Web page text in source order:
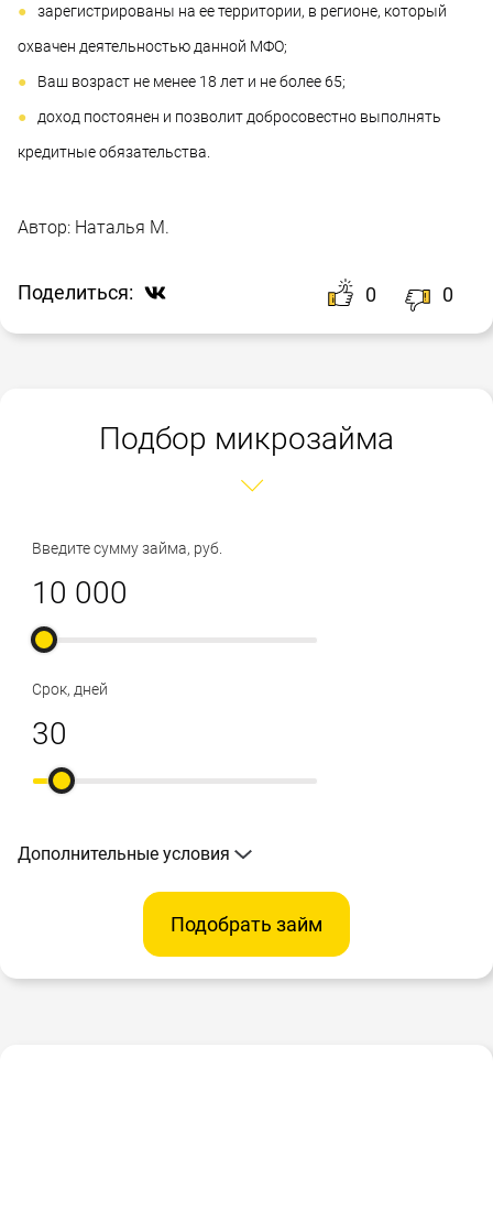
зарегистрированы на ее территории, в регионе, который
охвачен деятельностью данной МФО;
Ваш возраст не менее 18 лет и не более 65;
доход постоянен и позволит добросовестно выполнять
кредитные обязательства.
Автор: Наталья М.
Поделиться: 0 0
Подбор микрозайма
Введите сумму займа, руб.
Срок, дней
Дополнительные условия
Подобрать займ